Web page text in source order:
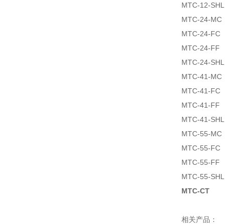
MTC-12-SHL
MTC-24-MC
MTC-24-FC
MTC-24-FF
MTC-24-SHL
MTC-41-MC
MTC-41-FC
MTC-41-FF
MTC-41-SHL
MTC-55-MC
MTC-55-FC
MTC-55-FF
MTC-55-SHL
MTC-CT
相关产品：